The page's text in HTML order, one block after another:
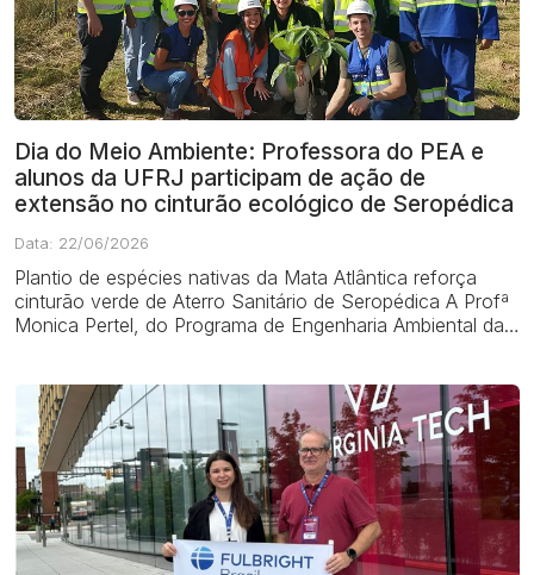
Dia do Meio Ambiente: Professora do PEA e
alunos da UFRJ participam de ação de
extensão no cinturão ecológico de Seropédica
Data: 22/06/2026
Plantio de espécies nativas da Mata Atlântica reforça
cinturão verde de Aterro Sanitário de Seropédica A Profª
Monica Pertel, do Programa de Engenharia Ambiental da